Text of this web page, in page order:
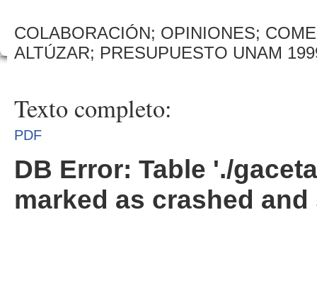
COLABORACIÓN; OPINIONES;
ALTÚZAR; PRESUPUESTO UNAM
Texto completo:
PDF
DB Error: Table './
marked as crashed